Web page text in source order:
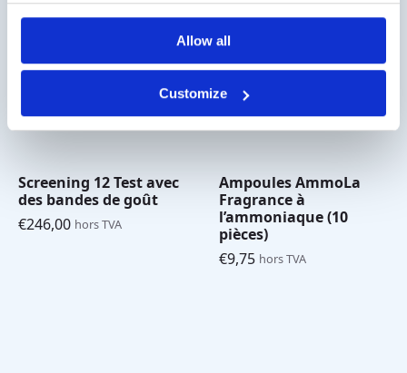
Allow all
Customize
Screening 12 Test avec
des bandes de goût
€246,00 hors TVA
Ampoules AmmoLa
Fragrance à
l’ammoniaque (10
pièces)
€9,75 hors TVA